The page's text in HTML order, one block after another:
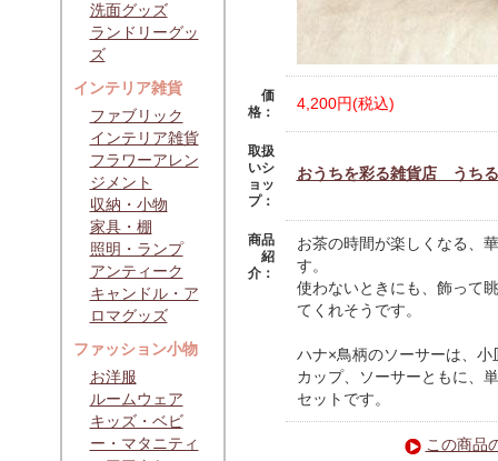
洗面グッズ
ランドリーグッ
ズ
インテリア雑貨
ファブリック
インテリア雑貨
フラワーアレン
ジメント
収納・小物
家具・棚
照明・ランプ
アンティーク
キャンドル・ア
ロマグッズ
ファッション小物
お洋服
ルームウェア
キッズ・ベビ
ー・マタニティ
価
格：
4,200円(税込)
取扱
いシ
ョッ
プ：
おうちを彩る雑貨店 うちる
商品
紹
介：
お茶の時間が楽しくなる、
す。
使わないときにも、飾って
てくれそうです。
ハナ×鳥柄のソーサーは、
カップ、ソーサーともに、
セットです。
この商品